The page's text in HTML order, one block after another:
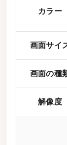
カラー
画面サイ
画面の種
解像度